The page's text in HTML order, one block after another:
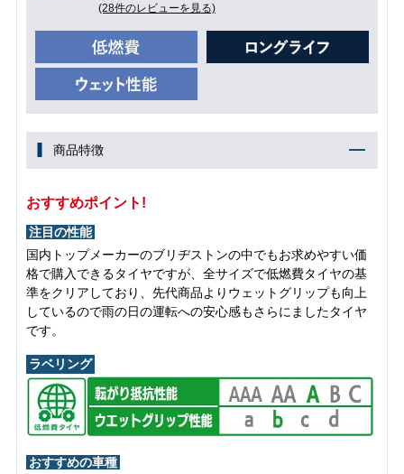
(28件のレビューを見る)
商品特徴
おすすめポイント!
注目の性能
国内トップメーカーのブリヂストンの中でもお求めやすい価
格で購入できるタイヤですが、全サイズで低燃費タイヤの基
準をクリアしており、先代商品よりウェットグリップも向上
しているので雨の日の運転への安心感もさらにましたタイヤ
です。
ラベリング
おすすめの車種